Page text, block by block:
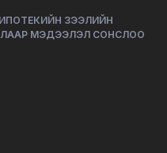
ЗЭЭЛИЙН
МЭДЭЭЛЭЛ СОНСЛОО